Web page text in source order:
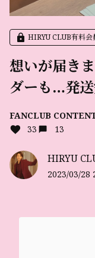
HIRYU CLUB有料会
想いが届き
ダーも…発
FANCLUB
33
13
HIRYU
2023/03/28